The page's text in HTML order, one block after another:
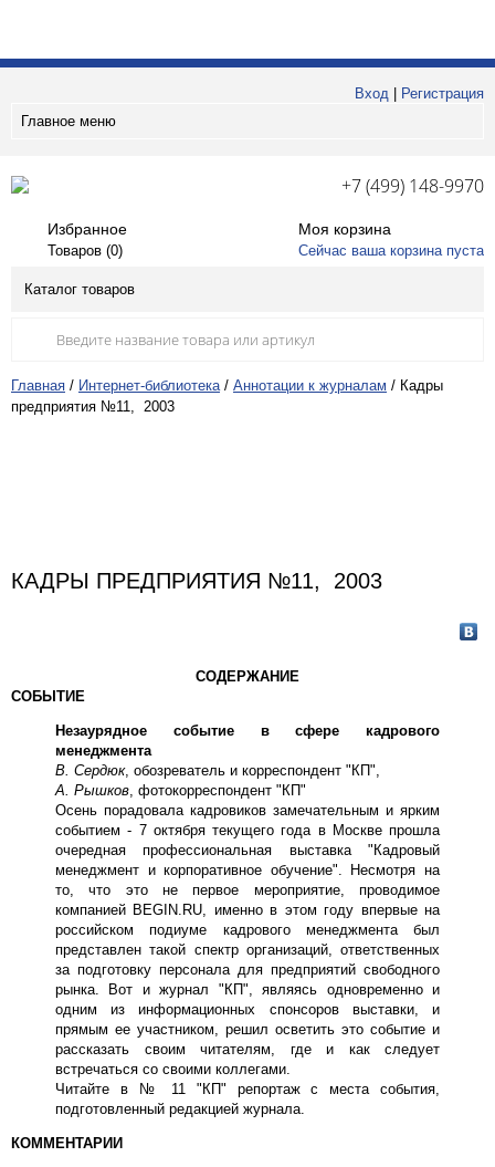
Вход
Регистрация
Главное меню
+7 (499) 148-9970
Избранное
Товаров (0)
Моя корзина
Сейчас ваша корзина пуста
Каталог товаров
Главная / Интернет-библиотека / Аннотации к журналам / Кадры
предприятия №11, 2003
КАДРЫ ПРЕДПРИЯТИЯ №11, 2003
СОДЕРЖАНИЕ
СОБЫТИЕ
Незаурядное событие в сфере кадрового
менеджмента
В. Сердюк, обозреватель и корреспондент "КП",
А. Рышков , фотокорреспондент "КП"
Осень порадовала кадровиков замечательным и ярким
событием - 7 октября текущего года в Москве прошла
очередная профессиональная выставка "Кадровый
менеджмент и корпоративное обучение". Несмотря на
то, что это не первое мероприятие, проводимое
компанией BEGIN.RU, именно в этом году впервые на
российском подиуме кадрового менеджмента был
представлен такой спектр организаций, ответственных
за подготовку персонала для предприятий свободного
рынка. Вот и журнал "КП", являясь одновременно и
одним из информационных спонсоров выставки, и
прямым ее участником, решил осветить это событие и
рассказать своим читателям, где и как следует
встречаться со своими коллегами.
Читайте в № 11 "КП" репортаж с места события,
подготовленный редакцией журнала.
КОММЕНТАРИИ